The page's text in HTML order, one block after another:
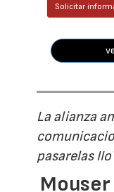
Solicitar
La alianza
pasarelas